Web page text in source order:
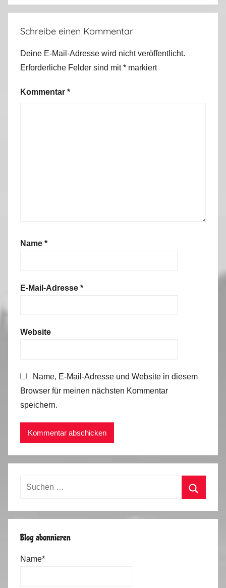
Schreibe einen Kommentar
Deine E-Mail-Adresse wird nicht veröffentlicht.
Erforderliche Felder sind mit* markiert
Kommentar *
Name *
E-Mail-Adresse *
Website
Name, E-Mail-Adresse und Website in diesem
Browser für meinen nächsten Kommentar
speichern.
Suchen
Blog abonnieren
Name*